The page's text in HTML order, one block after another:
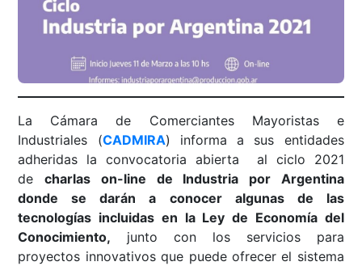
La Cámara de Comerciantes Mayoristas e
Industriales (CADMIRA) informa a sus entidades
adheridas la convocatoria abierta al ciclo 2021
decharlas on-line de Industria por Argentina
donde se darán a conocer algunas de las
tecnologías incluidas en la Ley de Economía del
Conocimiento, junto con los servicios para
proyectos innovativos que puede ofrecer el sistema